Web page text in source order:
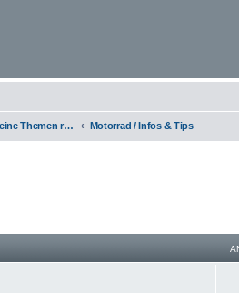
Allgemeine Themen rund um Motorräder, Trikes, Quads, ATVs, zweirädrige Kleinkrafträder, Mopedautos und Microcars Motorrad / Infos & Tips